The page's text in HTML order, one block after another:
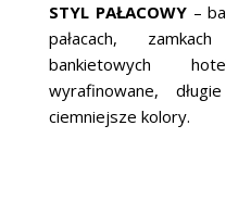
STYL PAŁACOWY –
pałacach,
bankietowych
wyrafinowane,
ciemniejsze kolory.